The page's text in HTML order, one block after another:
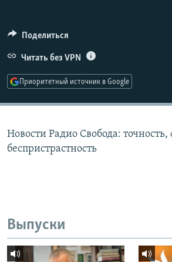
ПОДПИШИТЕСЬ НА РАССЫЛКУ
СОЦИАЛЬНЫЕ СЕТИ
Поделиться
Читать без VPN
Приоритетный источник в Google
Новости Радио Свобода: точность,
беспристрастность
Выпуски